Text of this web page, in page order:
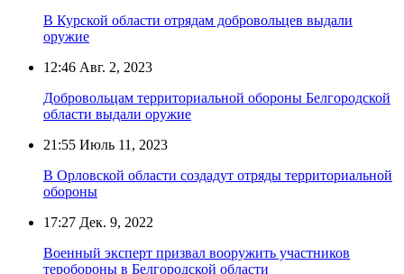
В Курской области отрядам добровольцев выдали
оружие
12:46 Авг. 2, 2023
Добровольцам территориальной обороны Белгородской
области выдали оружие
21:55 Июль 11, 2023
В Орловской области создадут отряды территориальной
обороны
17:27 Дек. 9, 2022
Военный эксперт призвал вооружить участников
теробороны в Белгородской области